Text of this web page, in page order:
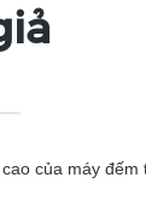
của máy